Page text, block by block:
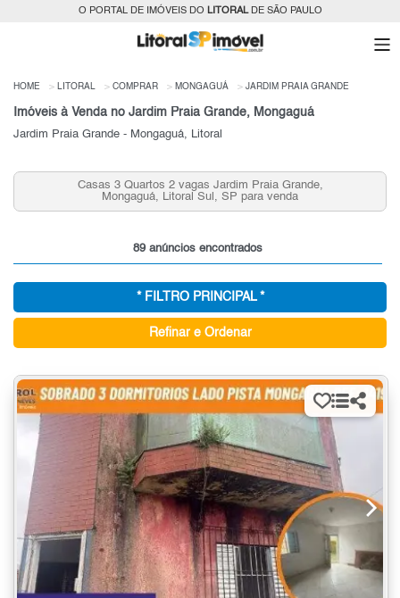
O PORTAL DE IMÓVEIS DO LITORALDE SÃO PAULO
HOME LITORAL COMPRAR MONGAGUÁ JARDIM PRAIA GRANDE
Imóveis à Venda no Jardim Praia Grande, Mongaguá
Jardim Praia Grande - Mongaguá, Litoral
Casas 3 Quartos 2 vagas Jardim Praia Grande,
Mongaguá, Litoral Sul, SP para venda
89 anúncios encontrados
* FILTRO PRINCIPAL *
Refinar e Ordenar